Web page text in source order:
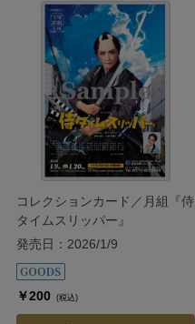
コレクションカード／月組『侍
タイムスリッパー』
発売日：2026/1/9
￥200 (税込)